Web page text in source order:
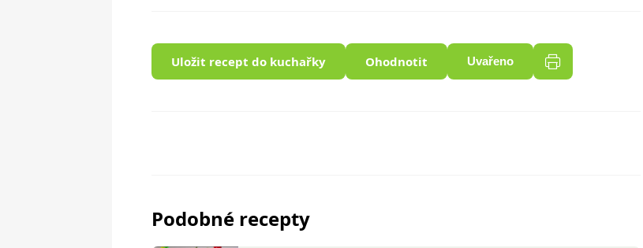
Uložit recept do kuchařky Ohodnotit Uvařeno
Podobné recepty